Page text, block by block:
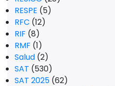
RESPE (5)
RFC (12)
RIF (8)
RMF (1)
Salud (2)
SAT (530)
SAT 2025 (62)